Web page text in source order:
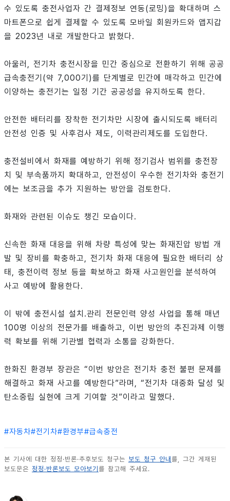
수 있도록 충전사업자 간 결제정보 연동(로밍)을 확대하며 스
마트폰으로 쉽게 결제할 수 있도록 모바일 회원카드와 앱지갑
을 2023년 내로 개발한다고 밝혔다.
아울러, 전기차 충전시장을 민간 중심으로 전환하기 위해 공공
급속충전기(약 7,000기)를 단계별로 민간에 매각하고 민간에
이양하는 충전기는 일정 기간 공공성을 유지하도록 한다.
안전한 배터리를 장착한 전기차만 시장에 출시되도록 배터리
안전성 인증 및 사후검사 제도, 이력관리제도를 도입한다.
충전설비에서 화재를 예방하기 위해 정기검사 범위를 충전장
치 및 부속품까지 확대하고, 안전성이 우수한 전기차와 충전기
에는 보조금을 추가 지원하는 방안을 검토한다.
화재와 관련된 이슈도 챙긴 모습이다.
신속한 화재 대응을 위해 차량 특성에 맞는 화재진압 방법 개
발 및 장비를 확충하고, 전기차 화재 대응에 필요한 배터리 상
태, 충전이력 정보 등을 확보하고 화재 사고원인을 분석하여
사고 예방에 활용한다.
이 밖에 충전시설 설치․관리 전문인력 양성 사업을 통해 매년
100명 이상의 전문가를 배출하고, 이번 방안의 추진과제 이행
력 확보를 위해 기관별 협력과 소통을 강화한다.
한화진 환경부 장관은 “이번 방안은 전기차 충전 불편 문제를
해결하고 화재 사고를 예방한다”라며, “전기차 대중화 달성 및
탄소중립 실현에 크게 기여할 것”이라고 말했다.
#자동차#전기차#환경부#급속충전
본 기사에 대한 정정·반론·추후보도 청구는 보도 청구 안내 를, 그간 게재된
보도문은 정정·반론보도 모아보기 를 참고해 주세요.